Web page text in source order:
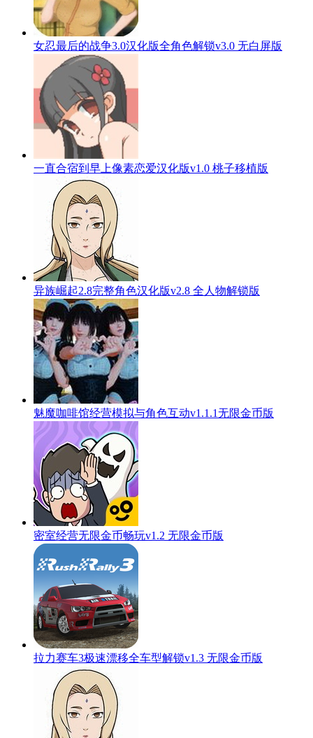
女忍最后的战争3.0汉化版全角色解锁v3.0 无白屏版
一直合宿到早上像素恋爱汉化版v1.0 桃子移植版
异族崛起2.8完整角色汉化版v2.8 全人物解锁版
魅魔咖啡馆经营模拟与角色互动v1.1.1无限金币版
密室经营无限金币畅玩v1.2 无限金币版
拉力赛车3极速漂移全车型解锁v1.3 无限金币版